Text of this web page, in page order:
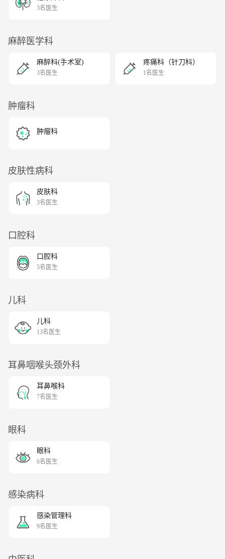
3名医生
麻醉医学科
麻醉科(手术室)
3名医生
疼痛科（针刀科）
1名医生
肿瘤科
肿瘤科
皮肤性病科
皮肤科
3名医生
口腔科
口腔科
5名医生
儿科
儿科
13名医生
耳鼻咽喉头颈外科
耳鼻喉科
7名医生
眼科
眼科
6名医生
感染病科
感染管理科
9名医生